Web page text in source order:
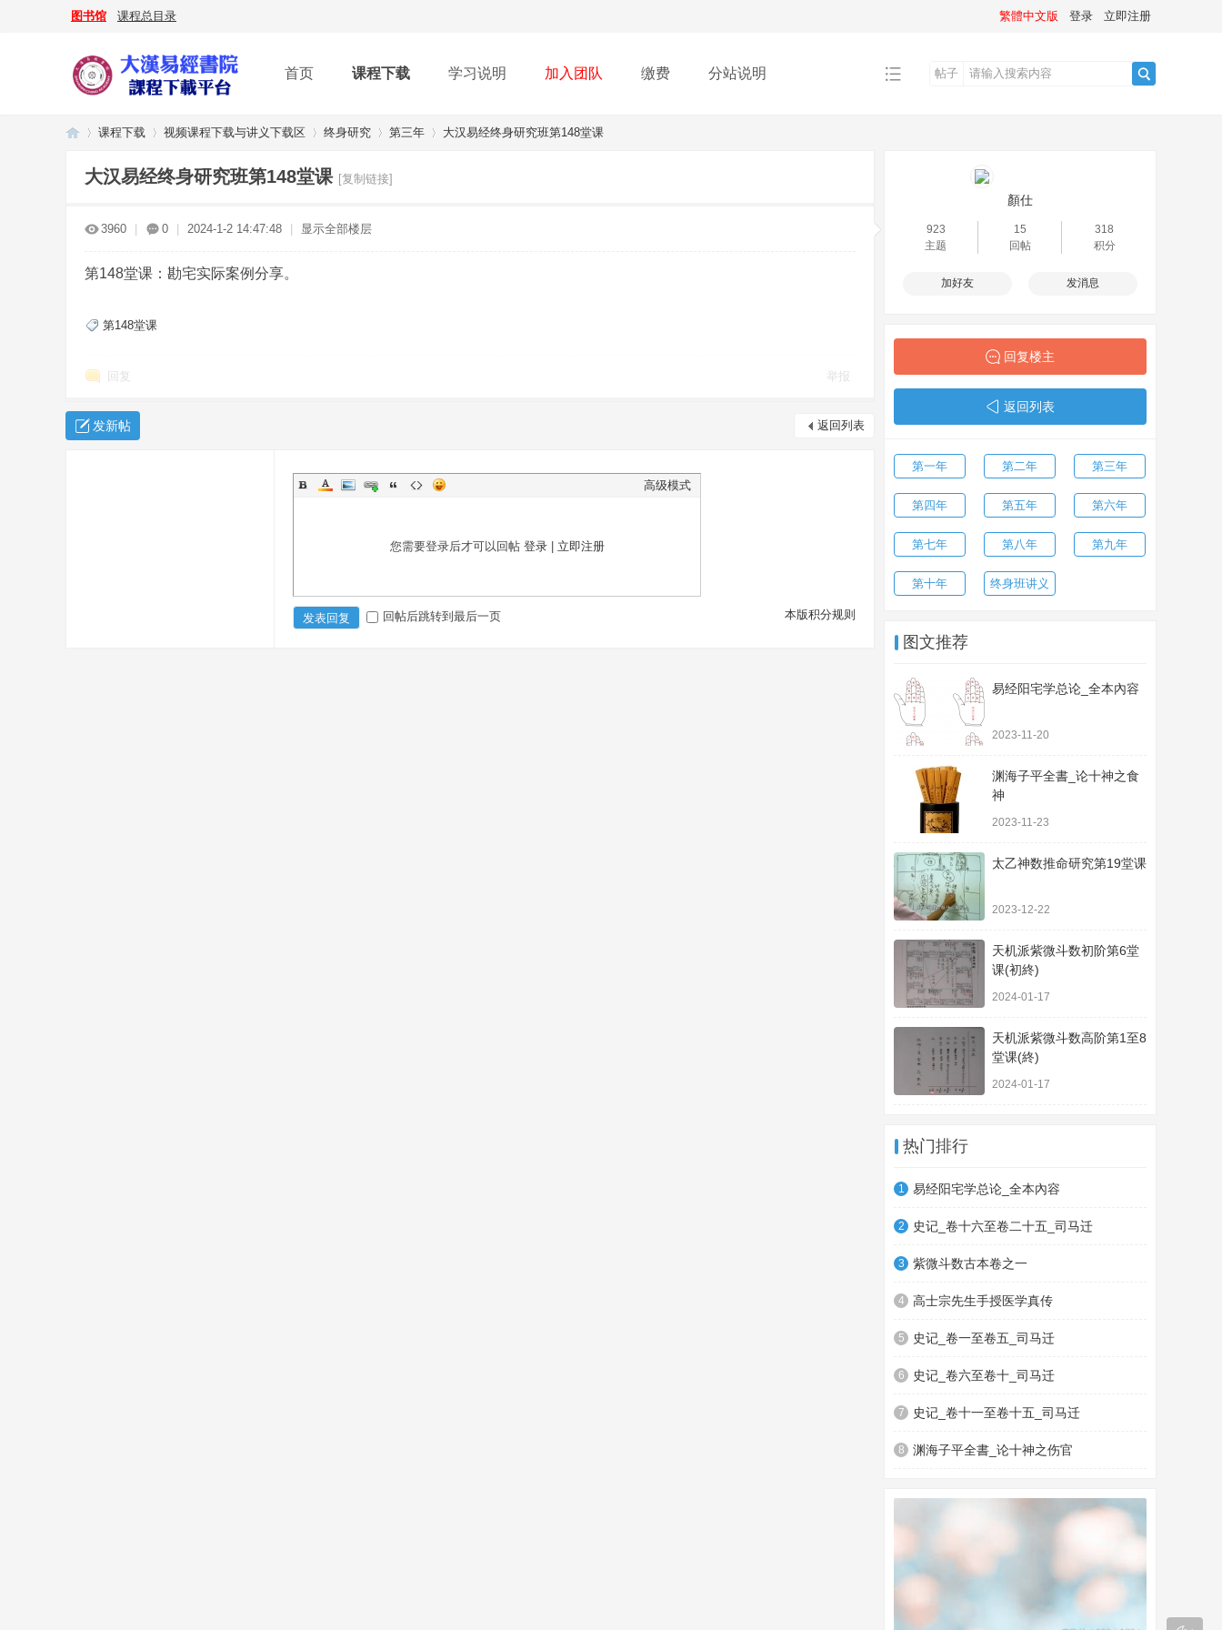
图书馆 课程总目录 繁體中文版 登录 立即注册
首页 课程下载 学习说明 加入团队 缴费 分站说明
帖子
课程下载 视频课程下载与讲义下载区 终身研究 第三年 大汉易经终身研究班第148堂课
大汉易经终身研究班第148堂课 [复制链接]
3960 0 2024-1-2 14:47:48 显示全部楼层
第148堂课：勘宅实际案例分享。
第148堂课
回复 举报
返回列表
发新帖
高级模式
您需要登录后才可以回帖 登录| 立即注册
本版积分规则
发表回复 回帖后跳转到最后一页
顏仕
923
主题
15
回帖
318
积分
加好友 发消息
回复楼主
返回列表
第一年 第二年 第三年
第四年 第五年 第六年
第七年 第八年 第九年
第十年 终身班讲义
图文推荐
易经阳宅学总论_全本內容
2023-11-20
渊海子平全書_论十神之食
神
2023-11-23
太乙神数推命研究第19堂课
2023-12-22
天机派紫微斗数初阶第6堂
课(初終)
2024-01-17
天机派紫微斗数高阶第1至8
堂课(終)
2024-01-17
热门排行
1 易经阳宅学总论_全本內容
2 史记_卷十六至卷二十五_司马迁
3 紫微斗数古本卷之一
4 高士宗先生手授医学真传
5 史记_卷一至卷五_司马迁
6 史记_卷六至卷十_司马迁
7 史记_卷十一至卷十五_司马迁
8 渊海子平全書_论十神之伤官